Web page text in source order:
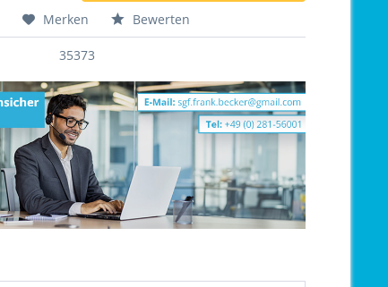
Merken Bewerten
35373